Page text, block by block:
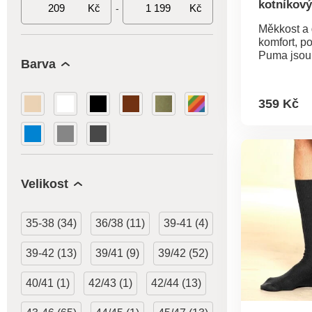
Kč - Kč
Barva
Velikost
35-38 (34) 36/38 (11) 39-41 (4)
39-42 (13) 39/41 (9) 39/42 (52)
40/41 (1) 42/43 (1) 42/44 (13)
bílé,
Měkkost
komfort,
Puma
švy.
Tato
textilní
testům na
spektrum
a výrobek
nad
norem.
znamená
neutrální
která
359 Kč